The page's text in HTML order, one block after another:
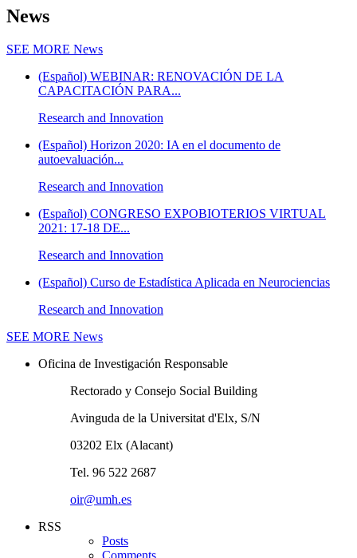
News
SEE MORE News
(Español) WEBINAR: RENOVACIÓN DE LA
CAPACITACIÓN PARA...
Research and Innovation
(Español) Horizon 2020: IA en el documento de
autoevaluación...
Research and Innovation
(Español) CONGRESO EXPOBIOTERIOS VIRTUAL
2021: 17-18 DE...
Research and Innovation
(Español) Curso de Estadística Aplicada en Neurociencias
Research and Innovation
SEE MORE News
Oficina de Investigación Responsable
Rectorado y Consejo Social Building
Avinguda de la Universitat d'Elx, S/N
03202 Elx (Alacant)
Tel. 96 522 2687
oir@umh.es
RSS
Posts